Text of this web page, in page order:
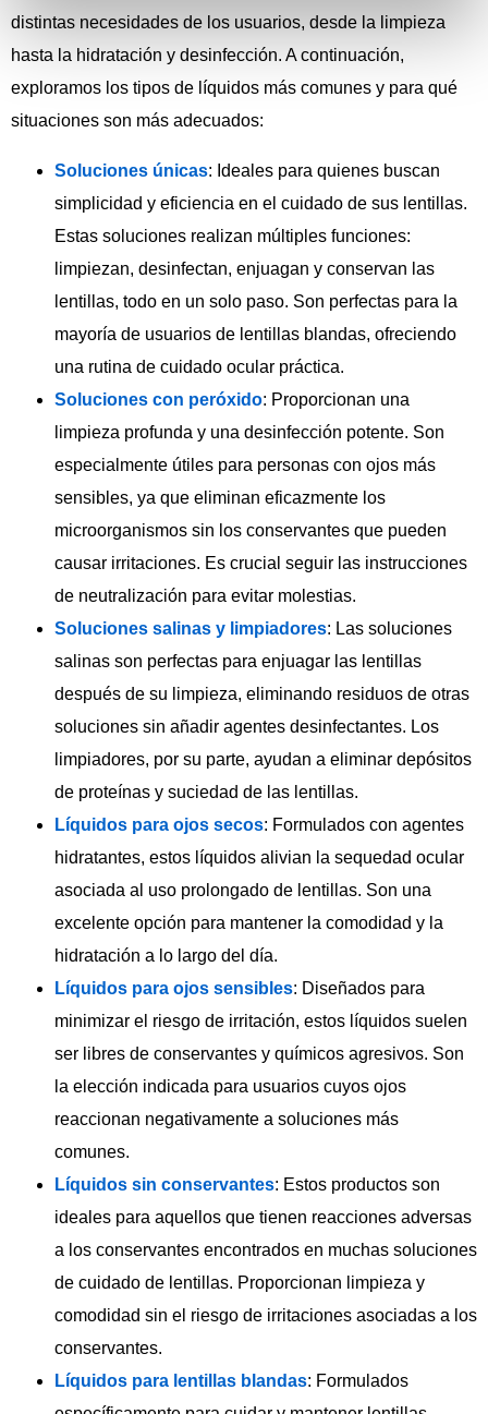
distintas necesidades de los usuarios, desde la limpieza
hasta la hidratación y desinfección. A continuación,
exploramos los tipos de líquidos más comunes y para qué
situaciones son más adecuados:
Soluciones únicas: Ideales para quienes buscan
simplicidad y eficiencia en el cuidado de sus lentillas.
Estas soluciones realizan múltiples funciones:
limpiezan, desinfectan, enjuagan y conservan las
lentillas, todo en un solo paso. Son perfectas para la
mayoría de usuarios de lentillas blandas, ofreciendo
una rutina de cuidado ocular práctica.
Soluciones con peróxido: Proporcionan una
limpieza profunda y una desinfección potente. Son
especialmente útiles para personas con ojos más
sensibles, ya que eliminan eficazmente los
microorganismos sin los conservantes que pueden
causar irritaciones. Es crucial seguir las instrucciones
de neutralización para evitar molestias.
Soluciones salinas y limpiadores: Las soluciones
salinas son perfectas para enjuagar las lentillas
después de su limpieza, eliminando residuos de otras
soluciones sin añadir agentes desinfectantes. Los
limpiadores, por su parte, ayudan a eliminar depósitos
de proteínas y suciedad de las lentillas.
Líquidos para ojos secos: Formulados con agentes
hidratantes, estos líquidos alivian la sequedad ocular
asociada al uso prolongado de lentillas. Son una
excelente opción para mantener la comodidad y la
hidratación a lo largo del día.
Líquidos para ojos sensibles: Diseñados para
minimizar el riesgo de irritación, estos líquidos suelen
ser libres de conservantes y químicos agresivos. Son
la elección indicada para usuarios cuyos ojos
reaccionan negativamente a soluciones más
comunes.
Líquidos sin conservantes: Estos productos son
ideales para aquellos que tienen reacciones adversas
a los conservantes encontrados en muchas soluciones
de cuidado de lentillas. Proporcionan limpieza y
comodidad sin el riesgo de irritaciones asociadas a los
conservantes.
Líquidos para lentillas blandas: Formulados